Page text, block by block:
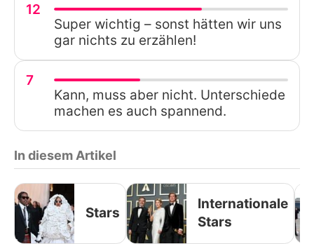
12
Super wichtig – sonst hätten wir uns
gar nichts zu erzählen!
7
Kann, muss aber nicht. Unterschiede
machen es auch spannend.
In diesem Artikel
Stars
Internationale
Stars